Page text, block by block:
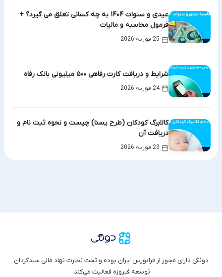
عیدی و سنوات ۱۴۰۴ به چه کسانی تعلق می گیرد؟ +
فرمول محاسبه و مالیات
25 فوریه 2026
شرایط و دریافت کارت رفاهی ۵۰۰ میلیونی بانک رفاه
24 فوریه 2026
کالابرگ کودکان (طرح یسنا) چیست و نحوه ثبت نام و
دریافت آن
23 فوریه 2026
دونگی دارای مجوز از فرابورس ایران بوده و تحت نظارت نهاد مالی سبدگردان
توسعه فیروزه فعالیت می‌کند.